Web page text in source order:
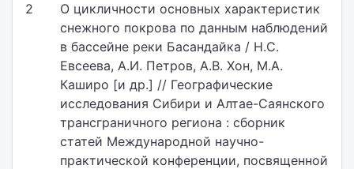
2
О цикличности основных характеристик
снежного покрова по данным наблюдений
в бассейне реки Басандайка / Н.С.
Евсеева, А.И. Петров, А.В. Хон, М.А.
Каширо [и др.] // Географические
исследования Сибири и Алтае-Саянского
трансграничного региона : сборник
статей Международной научно-
практической конференции, посвященной